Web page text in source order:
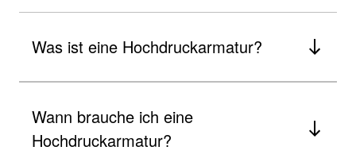
Was ist eine Hochdruckarmatur?
Wann brauche ich eine
Hochdruckarmatur?